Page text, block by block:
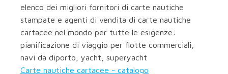
elenco dei migliori fornitori di carte nautiche
stampate e agenti di vendita di carte nautiche
cartacee nel mondo per tutte le esigenze:
pianificazione di viaggio per flotte commerciali,
navi da diporto, yacht, superyacht
Carte nautiche cartacee - catalogo